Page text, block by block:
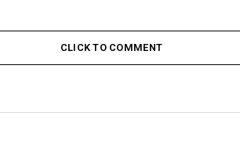
CLICK TO COMMENT